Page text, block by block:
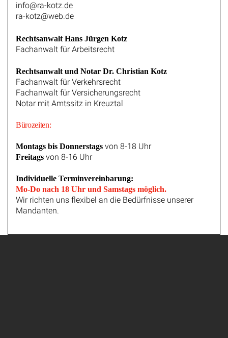
info@ra-kotz.de
ra-kotz@web.de
Rechtsanwalt Hans Jürgen Kotz
Fachanwalt für Arbeitsrecht
Rechtsanwalt und Notar Dr. Christian Kotz
Fachanwalt für Verkehrsrecht
Fachanwalt für Versicherungsrecht
Notar mit Amtssitz in Kreuztal
Bürozeiten:
Montags bis Donnerstags von 8-18 Uhr
Freitags von 8-16 Uhr
Individuelle Terminvereinbarung:
Mo-Do nach 18 Uhr und Samstags möglich.
Wir richten uns flexibel an die Bedürfnisse unserer
Mandanten.